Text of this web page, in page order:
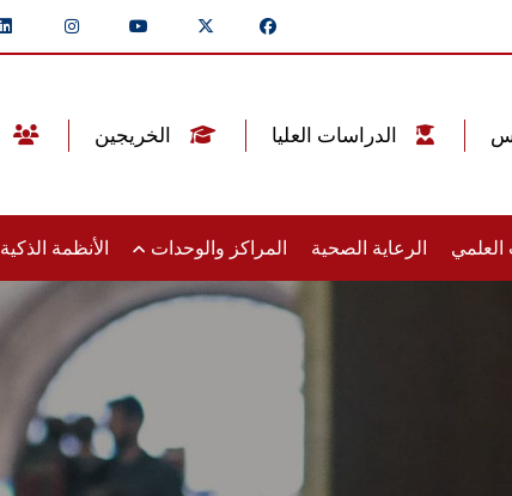
العلمي الرعاية الصحية المراكز والوحدات الأنظمة الذكية